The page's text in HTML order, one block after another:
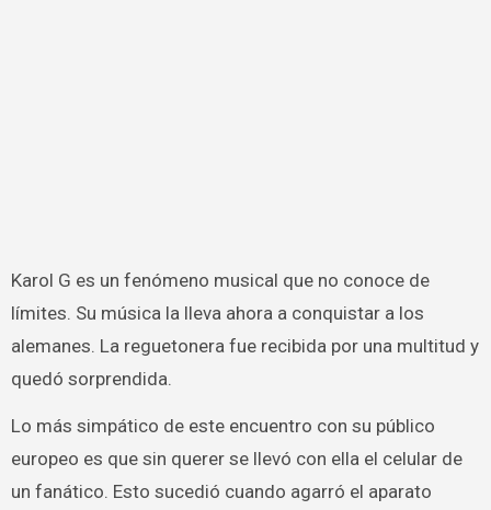
Karol G es un fenómeno musical que no conoce de
límites. Su música la lleva ahora a conquistar a los
alemanes. La reguetonera fue recibida por una multitud y
quedó sorprendida.
Lo más simpático de este encuentro con su público
europeo es que sin querer se llevó con ella el celular de
un fanático. Esto sucedió cuando agarró el aparato